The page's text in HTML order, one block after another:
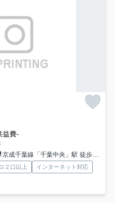
益費-
京成千葉線「千葉中央」駅 徒歩4分
２口以上
インターネット対応